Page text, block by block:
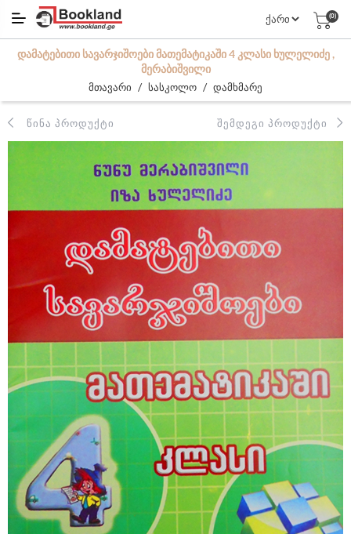
(0)
ᲓᲐᲛᲐᲢᲔᲑᲘᲗᲘ ᲡᲐᲕᲐᲠᲯᲘᲨᲝᲔᲑᲘ ᲛᲐᲗᲔᲛᲐᲢᲘᲙᲐᲨᲘ 4 ᲙᲚᲐᲡᲘ ᲮᲣᲚᲔᲚᲘᲫᲔ ,
ᲛᲔᲠᲐᲑᲘᲨᲕᲘᲚᲘ
მთავარი / სასკოლო / დამხმარე
ᲬᲘᲜᲐ ᲞᲠᲝᲓᲣᲥᲢᲘ ᲨᲔᲛᲓᲔᲒᲘ ᲞᲠᲝᲓᲣᲥᲢᲘ